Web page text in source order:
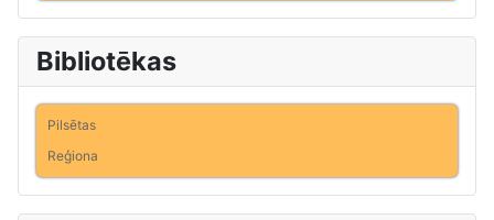
Bibliotēkas
Pilsētas
Reģiona